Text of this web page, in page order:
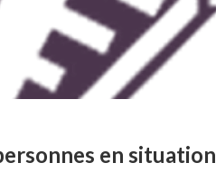
en situation